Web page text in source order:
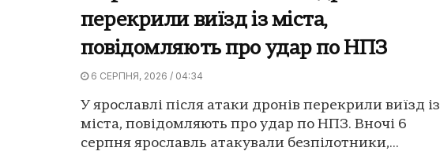
перекрили виїзд із міста,
повідомляють про удар по НПЗ
6 СЕРПНЯ, 2026 / 04:34
У ярославлі після атаки дронів перекрили виїзд із
міста, повідомляють про удар по НПЗ. Вночі 6
серпня ярославль атакували безпілотники,...